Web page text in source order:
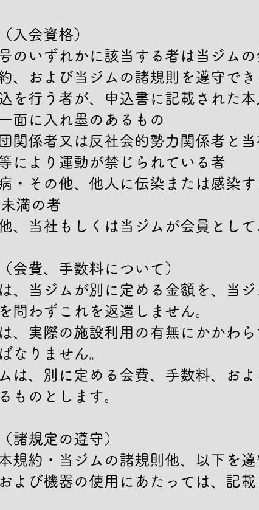
入会資格）
のいずれかに該当する者は当ジム
、および当ジムの諸規則を遵守でき
を行う者が、申込書に記載された
面に入れ墨のあるもの
関係者又は反社会的勢力関係者と当
により運動が禁じられている者
・その他、他人に伝染または感染
満の者
、当社もしくは当ジムが会員とし
会費、手数料について）
、当ジムが別に定める金額を、当
問わずこれを返還しません。
、実際の施設利用の有無にかかわ
なりません。
は、別に定める会費、手数料、お
ものとします。
諸規定の遵守）
規約・当ジムの諸規則他、以下を
よび機器の使用にあたっては、記